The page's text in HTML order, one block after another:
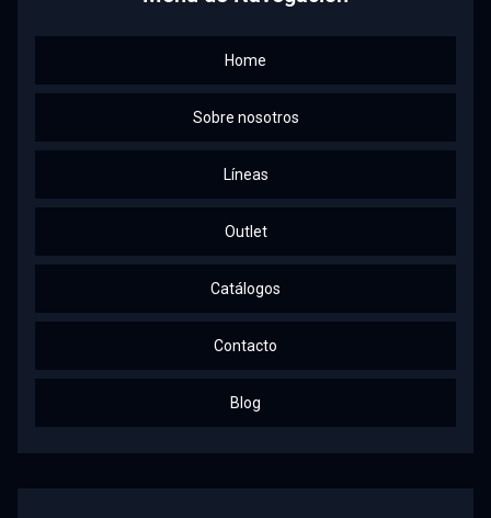
Home
Sobre nosotros
Líneas
Outlet
Catálogos
Contacto
Blog